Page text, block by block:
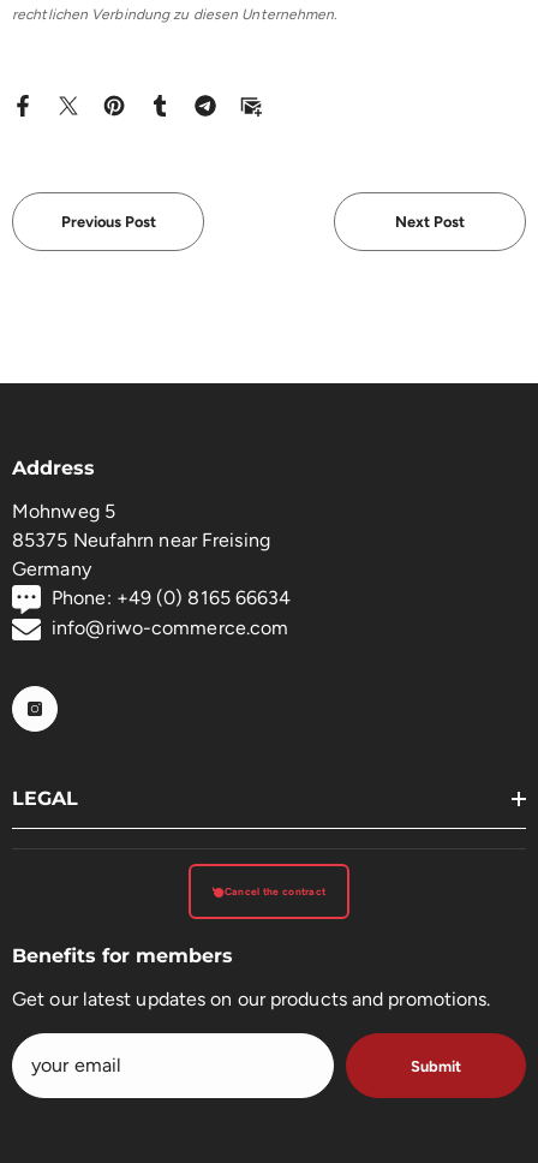
rechtlichen Verbindung zu diesen Unternehmen.
Previous Post Next Post
Address
Mohnweg 5
85375 Neufahrn near Freising
Germany
Phone: +49 (0) 8165 66634
info@riwo-commerce.com
LEGAL
Cancel the contract
Benefits for members
Get our latest updates on our products and promotions.
Submit